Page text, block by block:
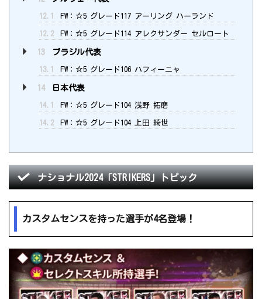
12.1 FW：☆5 グレード117 アーリング ハーランド
12.2 FW：☆5 グレード114 アレクサンダー セルロート
13 ブラジル代表
13.1 FW：☆5 グレード106 ハフィーニャ
14 日本代表
14.1 FW：☆5 グレード104 浅野 拓磨
14.2 FW：☆5 グレード104 上田 綺世
ナショナル2024「STRIKERS」トピック
カスタムセンスを持った選手が4名登場！